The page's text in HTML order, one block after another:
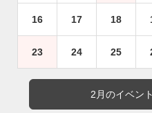
16 17 18
23 24 25
2月のイベン